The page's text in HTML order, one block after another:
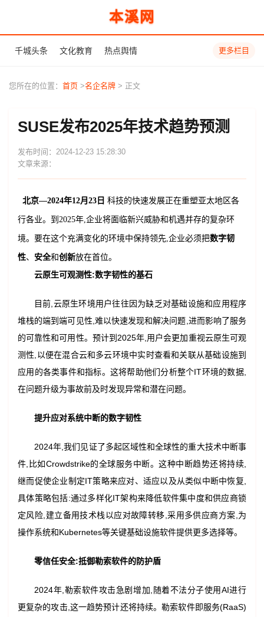
本溪网
千城头条 文化教育 热点舆情 更多栏目
您所在的位置： 首页 >名企名牌 > 正文
SUSE发布2025年技术趋势预测
发布时间：2024-12-23 15:28:30
文章来源：
北京—2024年12月 23 日 科技的快速发展正在重塑亚太地区各
行各业。到2025年,企业将面临新兴威胁和机遇并存的复杂环
境。要在这个充满变化的环境中保持领先,企业必须把数字韧
性、 安全和创新放在首位。
云原生可观测性:数字韧性的基石
目前,云原生环境用户往往因为缺乏对基础设施和应用程序
堆栈的端到端可见性,难以快速发现和解决问题,进而影响了服务
的可靠性和可用性。预计到2025年,用户会更加重视云原生可观
测性,以便在混合云和多云环境中实时查看和关联从基础设施到
应用的各类事件和指标。这将帮助他们分析整个IT环境的数据,
在问题升级为事故前及时发现异常和潜在问题。
提升应对系统中断的数字韧性
2024年,我们见证了多起区域性和全球性的重大技术中断事
件,比如Crowdstrike的全球服务中断。这种中断趋势还将持续,
继而促使企业制定IT策略来应对、适应以及从类似中断中恢复,
具体策略包括:通过多样化IT架构来降低软件集中度和供应商锁
定风险,建立备用技术栈以应对故障转移,采用多供应商方案,为
操作系统和Kubernetes等关键基础设施软件提供更多选择等。
零信任安全:抵御勒索软件的防护盾
2024年,勒索软件攻击急剧增加,随着不法分子使用AI进行
更复杂的攻击,这一趋势预计还将持续。勒索软件即服务(RaaS)